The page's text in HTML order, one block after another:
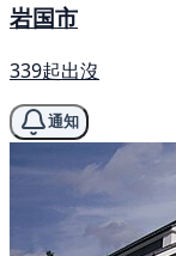
岩国市
339起出沒
通知